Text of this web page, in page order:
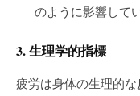
のように影響して
3. 生理学的指標
疲労は身体の生理的